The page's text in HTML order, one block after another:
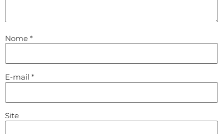
Nome *
E-mail *
Site